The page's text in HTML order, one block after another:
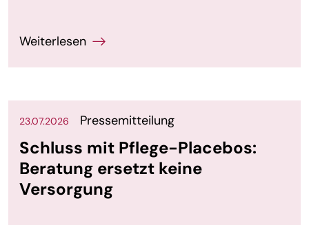
23.07.2026 Pressemitteilung
Schluss mit Pflege-Placebos:
Beratung ersetzt keine
Versorgung